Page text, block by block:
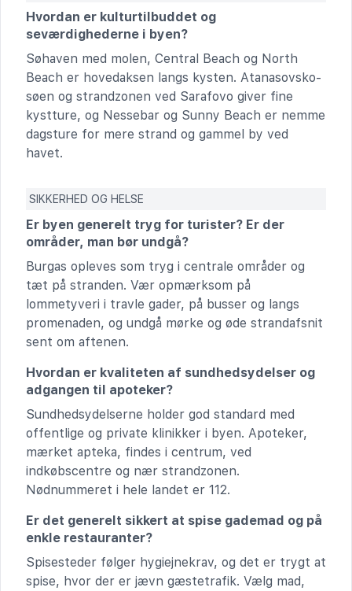
Hvordan er kulturtilbuddet og
seværdighederne i byen?
Søhaven med molen, Central Beach og North
Beach er hovedaksen langs kysten. Atanasovsko-
søen og strandzonen ved Sarafovo giver fine
kystture, og Nessebar og Sunny Beach er nemme
dagsture for mere strand og gammel by ved
havet.
SIKKERHED OG HELSE
Er byen generelt tryg for turister? Er der
områder, man bør undgå?
Burgas opleves som tryg i centrale områder og
tæt på stranden. Vær opmærksom på
lommetyveri i travle gader, på busser og langs
promenaden, og undgå mørke og øde strandafsnit
sent om aftenen.
Hvordan er kvaliteten af sundhedsydelser og
adgangen til apoteker?
Sundhedsydelserne holder god standard med
offentlige og private klinikker i byen. Apoteker,
mærket apteka, findes i centrum, ved
indkøbscentre og nær strandzonen.
Nødnummeret i hele landet er 112.
Er det generelt sikkert at spise gademad og på
enkle restauranter?
Spisesteder følger hygiejnekrav, og det er trygt at
spise, hvor der er jævn gæstetrafik. Vælg mad,